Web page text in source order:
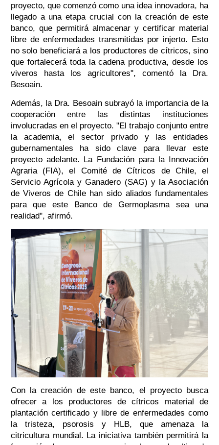
proyecto, que comenzó como una idea innovadora, ha
llegado a una etapa crucial con la creación de este
banco, que permitirá almacenar y certificar material
libre de enfermedades transmitidas por injerto. Esto
no solo beneficiará a los productores de cítricos, sino
que fortalecerá toda la cadena productiva, desde los
viveros hasta los agricultores", comentó la Dra.
Besoain.
Además, la Dra. Besoain subrayó la importancia de la
cooperación entre las distintas instituciones
involucradas en el proyecto. "El trabajo conjunto entre
la academia, el sector privado y las entidades
gubernamentales ha sido clave para llevar este
proyecto adelante. La Fundación para la Innovación
Agraria (FIA), el Comité de Cítricos de Chile, el
Servicio Agrícola y Ganadero (SAG) y la Asociación
de Viveros de Chile han sido aliados fundamentales
para que este Banco de Germoplasma sea una
realidad", afirmó.
Con la creación de este banco, el proyecto busca
ofrecer a los productores de cítricos material de
plantación certificado y libre de enfermedades como
la tristeza, psorosis y HLB, que amenaza la
citricultura mundial. La iniciativa también permitirá la